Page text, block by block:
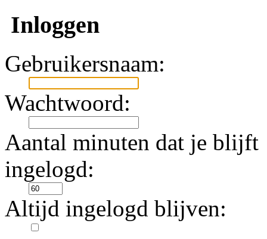
Inloggen
Gebruikersnaam:
Wachtwoord:
Aantal minuten dat je blijft
ingelogd:
Altijd ingelogd blijven: